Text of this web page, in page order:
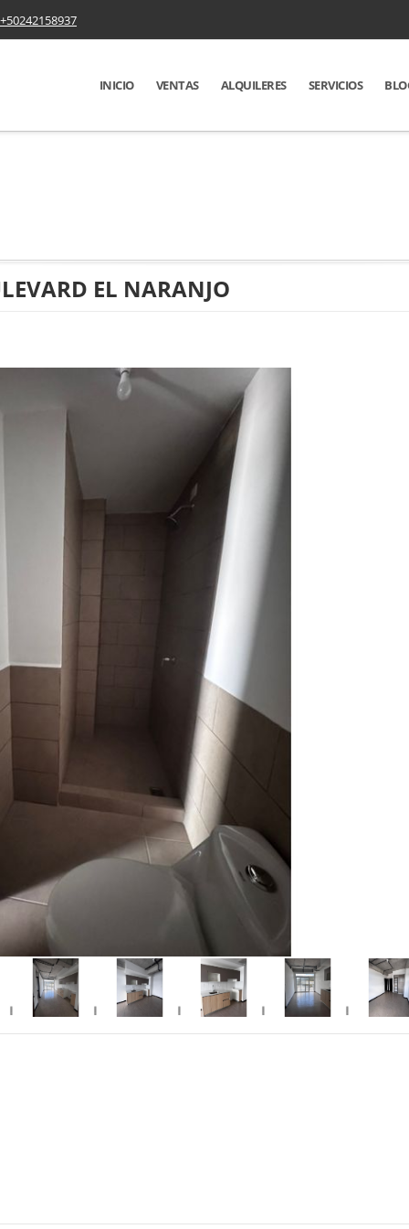
+50242158937
INICIO VENTAS ALQUILERES SERVICIOS
EL NARANJO